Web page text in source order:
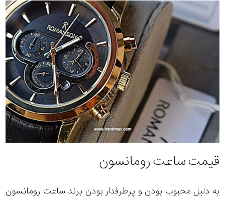
قیمت ساعت رومانسون
به دلیل محبوب بودن و پرطرفدار بودن برند ساعت رومانسون